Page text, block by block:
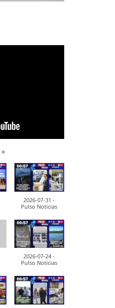
»
2026-07-31 -
Pulso Noticias
2026-07-24 -
Pulso Noticias